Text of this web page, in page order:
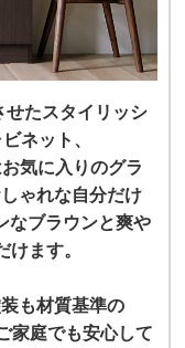
せたスタイリッシ
ネット、
気に入りのグラ
ゃれな自分だけ
なブラウンと爽や
ます。
も材質基準の
庭でも安心して